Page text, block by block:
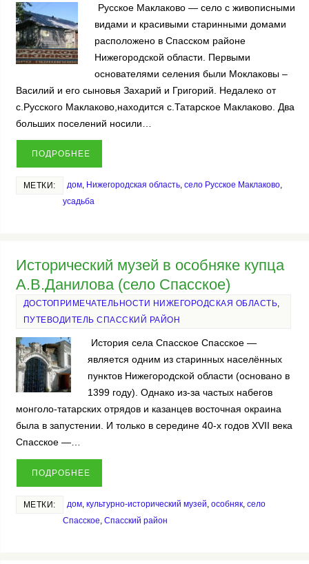
Русское Маклаково — село с живописными
видами и красивыми старинными домами
расположено в Спасском районе
Нижегородской области. Первыми
основателями селения были Моклаковы –
Василий и его сыновья Захарий и Григорий. Недалеко от
с.Русского Маклаково,находится с.Татарское Маклаково. Два
больших поселений носили…
ПОДРОБНЕЕ
МЕТКИ: дом, Нижегородская область, село Русское Маклаково,
усадьба
Исторический музей в особняке купца
А.В.Данилова (село Спасское)
ДОСТОПРИМЕЧАТЕЛЬНОСТИ НИЖЕГОРОДСКАЯ ОБЛАСТЬ,
ПУТЕВОДИТЕЛЬ СПАССКИЙ РАЙОН
История села Спасское Спасское —
является одним из старинных населённых
пунктов Нижегородской области (основано в
1399 году). Однако из-за частых набегов
монголо-татарских отрядов и казанцев восточная окраина
была в запустении. И только в середине 40-х годов XVII века
Спасское —…
ПОДРОБНЕЕ
МЕТКИ: дом, культурно-исторический музей, особняк, село
Спасское, Спасский район